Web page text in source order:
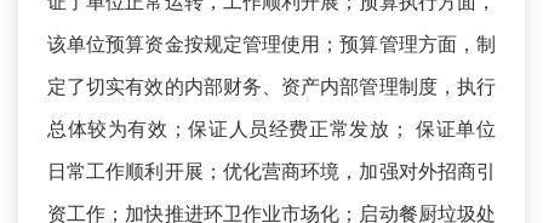
该单位预算资金按规定管理使用；预算管理方面，制
定了切实有效的内部财务、资产内部管理制度，执行
总体较为有效；保证人员经费正常发放； 保证单位
日常工作顺利开展；优化营商环境，加强对外招商引
资工作；加快推进环卫作业市场化；启动餐厨垃圾处